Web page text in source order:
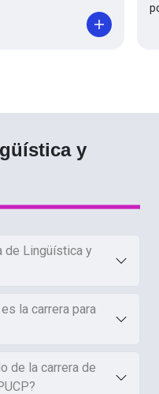
y
de Lingüística y
la carrera para
de la carrera de